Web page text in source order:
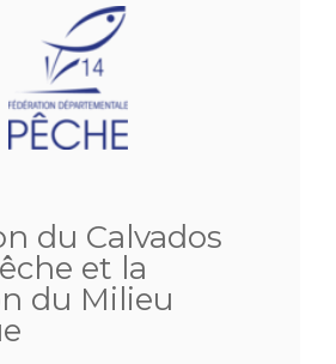
du Calvados
et la
du Milieu